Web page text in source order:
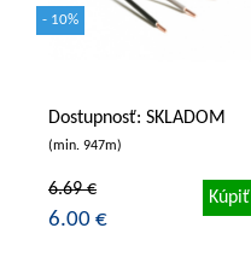
- 10%
Dostupnosť: SKLADOM
(min. 947m)
6.69 €
6.00 €
Kúpiť